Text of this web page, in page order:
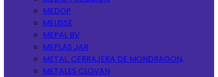
MEDOP
MELISSE
MEPAL BV
MEPLAS JAR
METAL. CERRAJERA DE MONDRAGON,
METALES CLOVAN